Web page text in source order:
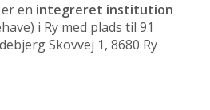
en integreret institution
i Ry med plads til 91
Skovvej 1, 8680 Ry